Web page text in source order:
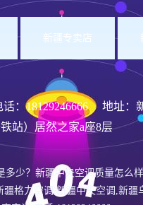
新疆专卖店
：18129246666 地址：
站）居然之家a座8层
多少？新疆中央空调质量怎么
疆格力空调,新疆中央空调,新疆